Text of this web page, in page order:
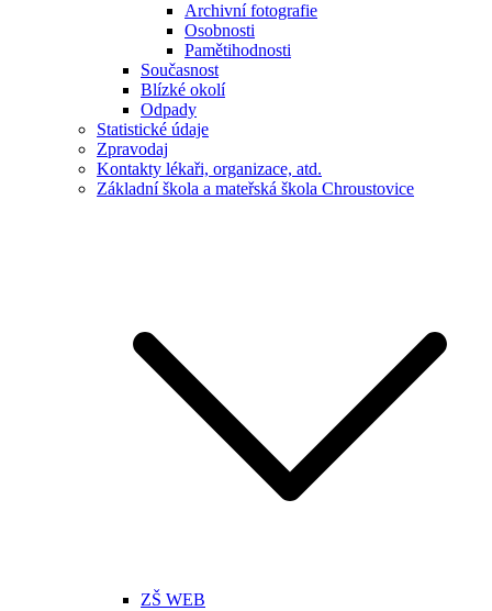
Archivní fotografie
Osobnosti
Pamětihodnosti
Současnost
Blízké okolí
Odpady
Statistické údaje
Zpravodaj
Kontakty lékaři, organizace, atd.
Základní škola a mateřská škola Chroustovice
ZŠ WEB